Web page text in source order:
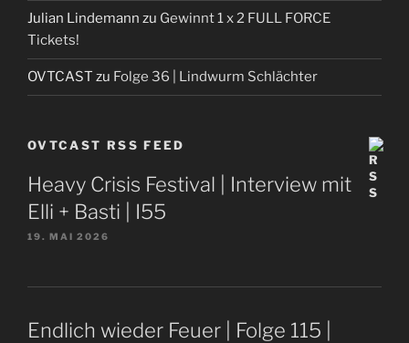
Julian Lindemann zu Gewinnt 1 x 2 FULL FORCE
Tickets!
OVTCAST zu Folge 36 | Lindwurm Schlächter
OVTCAST RSS FEED
Heavy Crisis Festival | Interview mit
Elli + Basti | I55
19. MAI 2026
Endlich wieder Feuer | Folge 115 |